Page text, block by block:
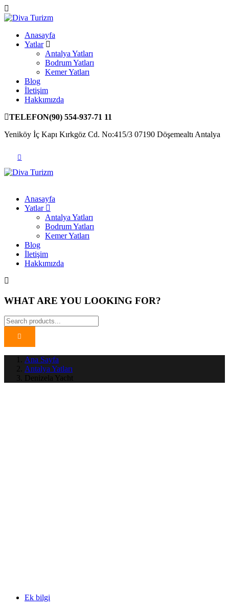
Anasayfa
Yatlar
Antalya Yatları
Bodrum Yatları
Kemer Yatları
Blog
İletişim
Hakkımızda
TELEFON(90) 554-937-71 11
Yeniköy İç Kapı Kırkgöz Cd. No:415/3 07190 Döşemealtı Antalya
Anasayfa
Yatlar
Antalya Yatları
Bodrum Yatları
Kemer Yatları
Blog
İletişim
Hakkımızda
WHAT ARE YOU LOOKING FOR?
Ana Sayfa
Antalya Yatları
Denizela Yacht
Ek bilgi